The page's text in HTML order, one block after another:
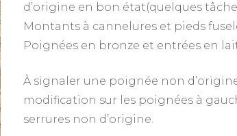
d’origine en bon état(quelques
Montants à cannelures et pieds
Poignées en bronze et entrées en
À signaler une poignée non
modification sur les poignées à
serrures non d’origine.